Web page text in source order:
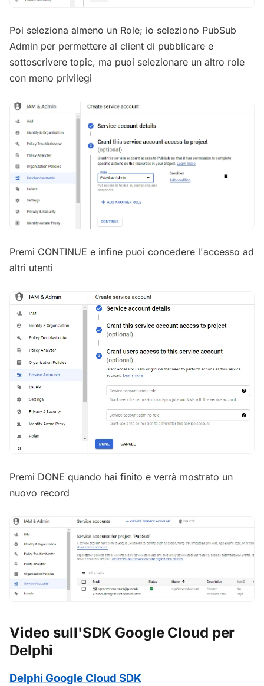
Poi seleziona almeno un Role; io seleziono PubSub
Admin per permettere al client di pubblicare e
sottoscrivere topic, ma puoi selezionare un altro role
con meno privilegi
Premi CONTINUE e infine puoi concedere l'accesso ad
altri utenti
Premi DONE quando hai finito e verrà mostrato un
nuovo record
Video sull'SDK Google Cloud per
Delphi
Delphi Google Cloud SDK